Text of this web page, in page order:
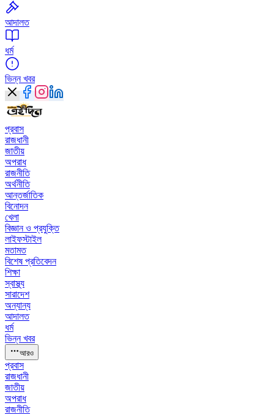
আদালত
ধর্ম
ভিন্ন খবর
প্রবাস
রাজধানী
জাতীয়
অপরাধ
রাজনীতি
অর্থনীতি
আন্তর্জাতিক
বিনোদন
খেলা
বিজ্ঞান ও প্রযুক্তি
লাইফস্টাইল
মতামত
বিশেষ প্রতিবেদন
শিক্ষা
স্বাস্থ্য
সারাদেশ
অন্যান্য
আদালত
ধর্ম
ভিন্ন খবর
আরও
প্রবাস
রাজধানী
জাতীয়
অপরাধ
রাজনীতি